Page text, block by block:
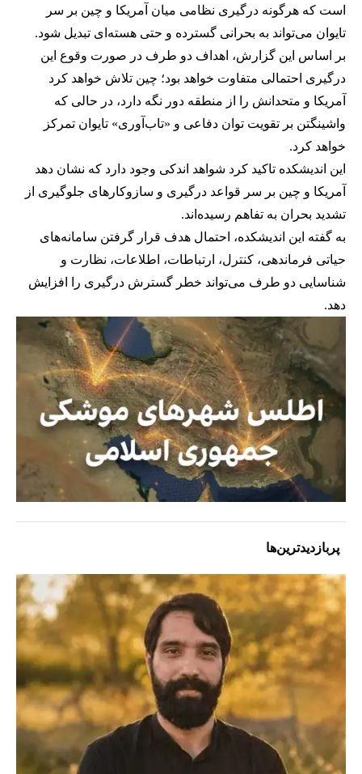
است که هرگونه درگیری نظامی میان آمریکا و چین بر سر
تایوان می‌تواند به بحرانی گسترده و حتی هسته‌ای تبدیل شود.
بر اساس این گزارش، اهداف دو طرف در صورت وقوع این
درگیری احتمالی متفاوت خواهد بود؛ چین تلاش خواهد کرد
آمریکا و متحدانش را از منطقه دور نگه دارد، در حالی که
واشینگتن بر تقویت توان دفاعی و «تاب‌آوری» تایوان تمرکز
خواهد کرد.
این اندیشکده تاکید کرد شواهد اندکی وجود دارد که نشان دهد
آمریکا و چین بر سر قواعد درگیری و سازوکارهای جلوگیری از
تشدید بحران به تفاهم رسیده‌اند.
به گفته این اندیشکده، احتمال هدف قرار گرفتن سامانه‌های
حیاتی فرماندهی، کنترل، ارتباطات، اطلاعات، نظارت و
شناسایی دو طرف می‌تواند خطر گسترش درگیری را افزایش
دهد.
پربازدیدترین‌ها